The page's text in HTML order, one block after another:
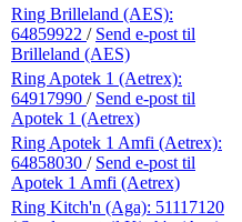
Ring Brilleland (AES):
64859922 / Send e-post til
Brilleland (AES)
Ring Apotek 1 (Aetrex):
64917990 / Send e-post til
Apotek 1 (Aetrex)
Ring Apotek 1 Amfi (Aetrex):
64858030 / Send e-post til
Apotek 1 Amfi (Aetrex)
Ring Kitch'n (Aga): 51117120